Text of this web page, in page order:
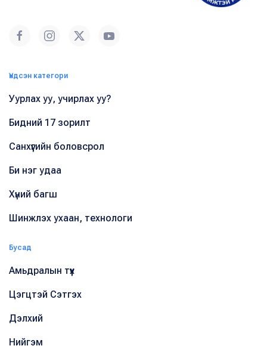
Үндсэн категори
Уурлах уу, учирлах уу?
Бидний 17 зорилт
Санхүүгийн боловсрол
Би нэг удаа
Хүний багш
Шинжлэх ухаан, технологи
Бусад
Амьдралын түүх
Цэгцтэй Сэтгэх
Дэлхий
Нийгэм